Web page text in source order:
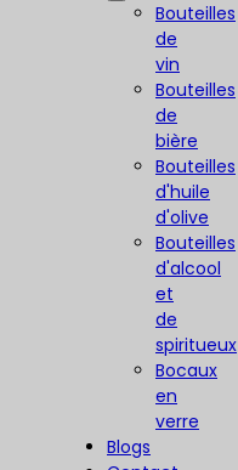
Bouteilles
de
vin
Bouteilles
de
bière
Bouteilles
d'huile
d'olive
Bouteilles
d'alcool
et
de
spiritueux
Bocaux
en
verre
Blogs